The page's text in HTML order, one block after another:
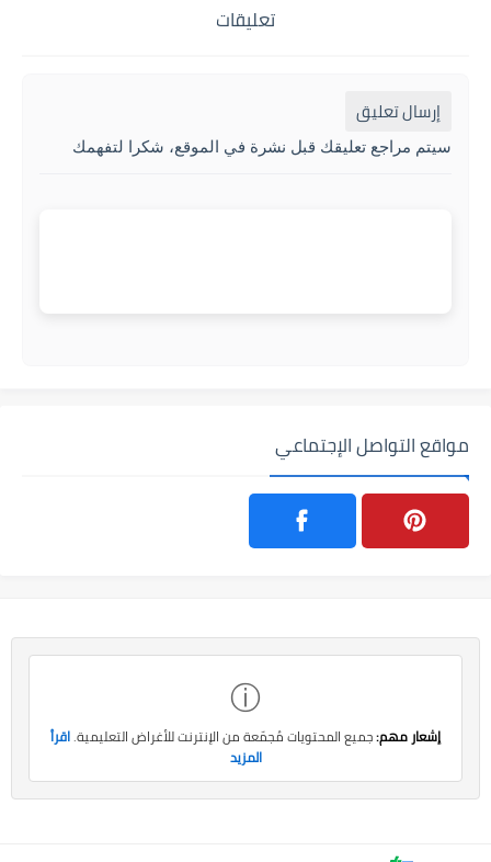
تعليقات
إرسال تعليق
سيتم مراجع تعليقك قبل نشرة في الموقع، شكرا لتفهمك
مواقع التواصل الإجتماعي
ⓘ
إشعار مهم:جميع المحتويات مُجمّعة من الإنترنت للأغراض التعليمية.اقرأ
المزيد